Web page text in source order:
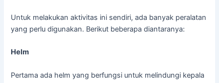
Untuk melakukan aktivitas ini sendiri, ada banyak peralatan
yang perlu digunakan. Berikut beberapa diantaranya:
Helm
Pertama ada helm yang berfungsi untuk melindungi kepala